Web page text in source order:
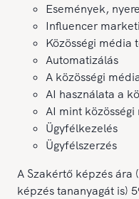
Események,
Influencer
Közösségi média
Automatizálás
A közösségi
AI használata a
AI mint
Ügyfélkezelés
Ügyfélszerzés
A Szakértő képzés ára
képzés tananyagát is)